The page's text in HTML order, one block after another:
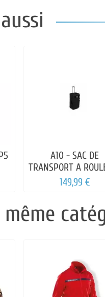
A10 - SAC DE
TRANSPORT A
120 L
149,99 €